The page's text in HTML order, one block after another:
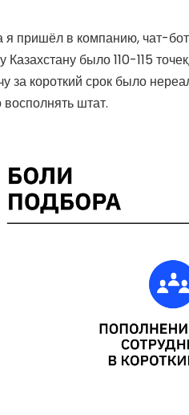
я пришёл в компанию, чат-
Казахстану было 110-115
за короткий срок было
штат.